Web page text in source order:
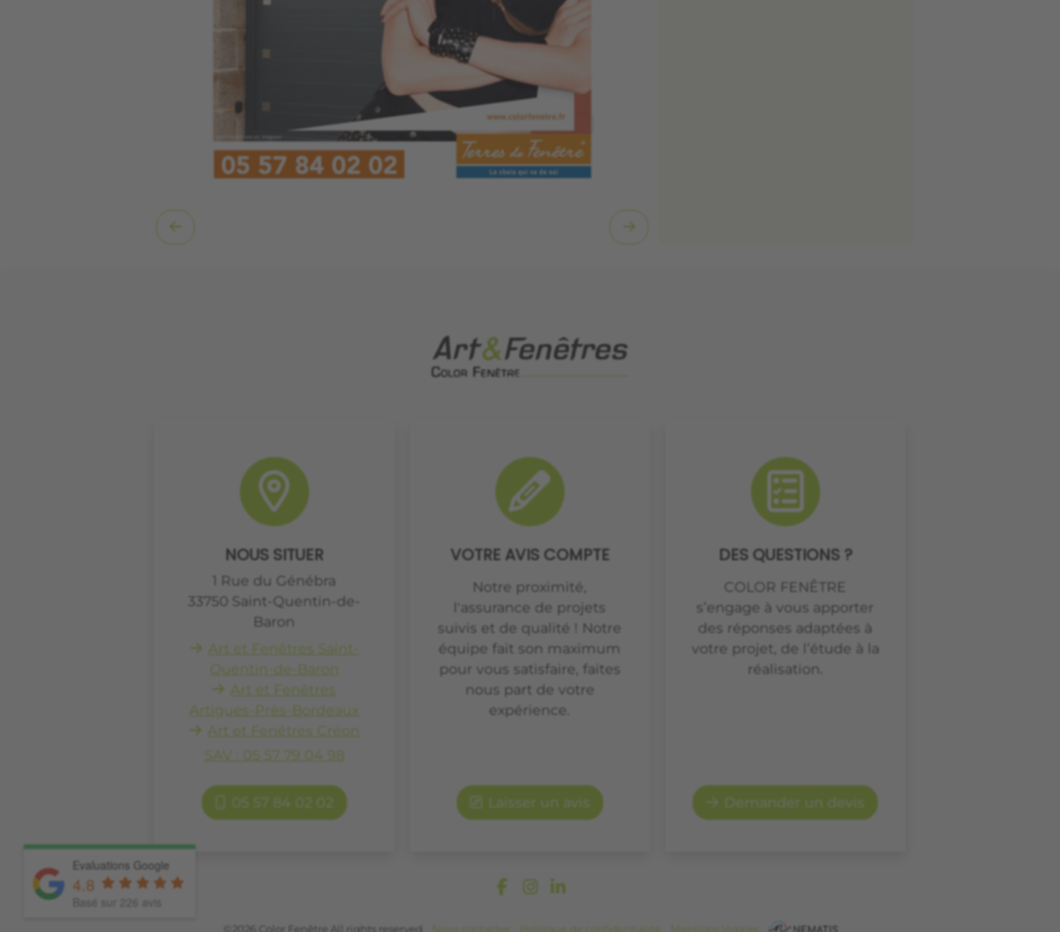
NOUS SITUER
1 Rue du Génébra
33750 Saint-Quentin-de-
Baron
Art et Fenêtres Saint-
Quentin-de-Baron
Art et Fenêtres
Artigues-Près-Bordeaux
Art et Fenêtres Créon
SAV : 05 57 79 04 98
05 57 84 02 02
VOTRE AVIS COMPTE
Notre proximité,
l'assurance de projets
suivis et de qualité ! Notre
équipe fait son maximum
pour vous satisfaire, faites
nous part de votre
expérience.
Laisser un avis
DES QUESTIONS ?
COLOR FENÊTRE
s’engage à vous apporter
des réponses adaptées à
votre projet, de l’étude à la
réalisation.
Demander un devis
©2026 Color Fenêtre All rights reserved Nous contacter Politique de confidentialité Mentions légales
Evaluations Google
4.8